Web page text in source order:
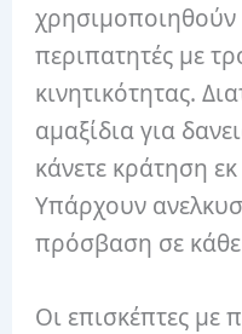
χρησιμοποιηθούν
περιπατητές με
κινητικότητας.
αμαξίδια για
κάνετε κράτηση
Υπάρχουν
πρόσβαση σε
Οι επισκέπτες